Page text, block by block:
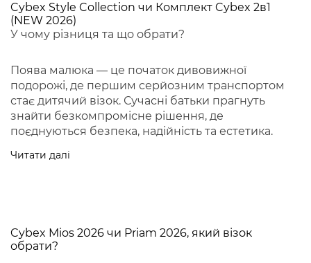
Cybex Style Collection чи Комплект Cybex 2в1
(NEW 2026)
У чому різниця та що обрати?
Поява малюка — це початок дивовижної
подорожі, де першим серйозним транспортом
стає дитячий візок. Сучасні батьки прагнуть
знайти безкомпромісне рішення, де
поєднуються безпека, надійність та естетика.
Читати далі
Cybex Mios 2026 чи Priam 2026, який візок
обрати?